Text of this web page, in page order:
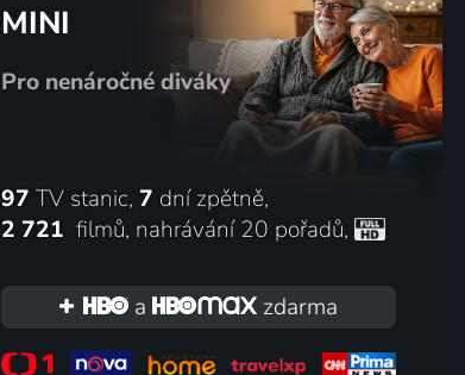
MINI
Pro nenáročné diváky
97 TV stanic, 7 dní zpětně,
2 721 filmů, nahrávání 20 pořadů,
a zdarma